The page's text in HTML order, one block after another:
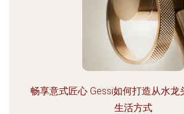
畅享意式匠心 Gessi如何打造从水龙
生活方式